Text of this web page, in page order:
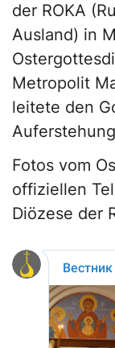
der ROKA
Ausland) in
Metropolit
leitete den
Fotos vom
offiziellen
Diözese der